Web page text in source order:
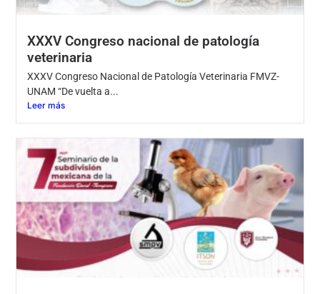
XXXV Congreso nacional de patología
veterinaria
XXXV Congreso Nacional de Patología Veterinaria FMVZ-
UNAM “De vuelta a...
Leer más